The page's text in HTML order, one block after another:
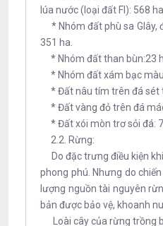
lúa nước (loại đất Fl): 568 ha.
* Nhóm đất phù sa Glây,
351 ha.
* Nhóm đất than bùn:23
* Nhóm đất xám bạc
* Đất nâu tím trên đá sét
* Đất vàng đỏ trên đá
* Đất xói mòn trơ sỏi đá:
2.2. Rừng:
Do đặc trưng điều kiện
phong phú. Nhưng do
lượng nguồn tài nguyên
bản được bảo vệ, khoanh
Loài cây của rừng trồng